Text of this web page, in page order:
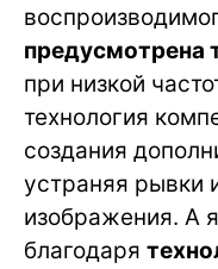
предусмотрена
при низкой
технология
создания
устраняя рывки
изображения. А
благодаря